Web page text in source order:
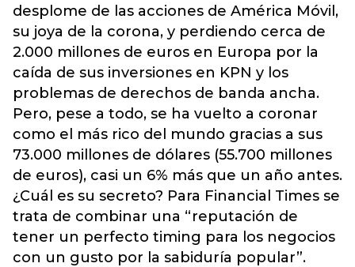
desplome de las acciones de América Móvil,
su joya de la corona, y perdiendo cerca de
2.000 millones de euros en Europa por la
caída de sus inversiones en KPN y los
problemas de derechos de banda ancha.
Pero, pese a todo, se ha vuelto a coronar
como el más rico del mundo gracias a sus
73.000 millones de dólares (55.700 millones
de euros), casi un 6% más que un año antes.
¿Cuál es su secreto? Para Financial Times se
trata de combinar una “reputación de
tener un perfecto timing para los negocios
con un gusto por la sabiduría popular”.